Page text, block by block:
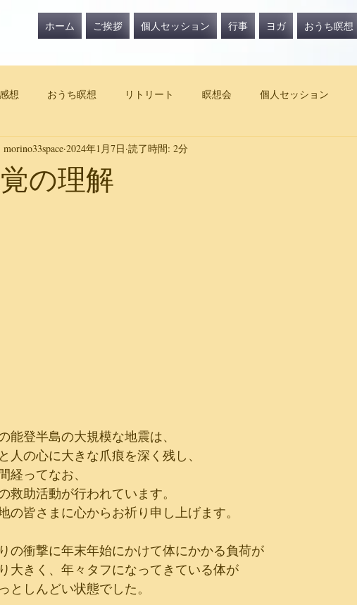
ホーム ご挨拶 個人セッション 行事 ヨガ おうち瞑想
想 おうち瞑想 リトリート 瞑想会 個人セッション
の理解
morino33space 2024年1月7日 読了時間: 2分
能登半島の大規模な地震は、
人の心に大きな爪痕を深く残し、
経ってなお、
救助活動が行われています。
の皆さまに心からお祈り申し上げます。
の衝撃に年末年始にかけて体にかかる負荷が
大きく、年々タフになってきている体が
としんどい状態でした。